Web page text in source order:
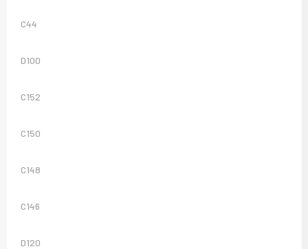
Vesten
C44
D100
C152
C150
C148
C146
D120